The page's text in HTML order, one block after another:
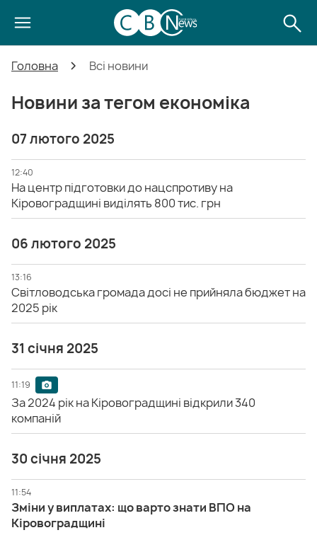
Головна Всі новини
Новини за тегом економіка
07 лютого 2025
12:40
На центр підготовки до нацспротиву на
Кіровоградщині виділять 800 тис. грн
06 лютого 2025
13:16
Світловодська громада досі не прийняла бюджет на
2025 рік
31 січня 2025
11:19
За 2024 рік на Кіровоградщині відкрили 340
компаній
30 січня 2025
11:54
Зміни у виплатах: що варто знати ВПО на
Кіровоградщині